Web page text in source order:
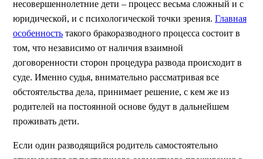
несовершеннолетние дети – процесс весьма сложный и с
юридической, и с психологической точки зрения. Главная
особенность такого бракоразводного процесса состоит в
том, что независимо от наличия взаимной
договоренности сторон процедура развода происходит в
суде. Именно судья, внимательно рассматривая все
обстоятельства дела, принимает решение, с кем же из
родителей на постоянной основе будут в дальнейшем
проживать дети.
Если один разводящийся родитель самостоятельно